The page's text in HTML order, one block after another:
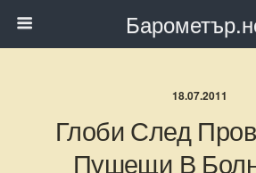
18.07.2011
Глоби След
Пушещи В